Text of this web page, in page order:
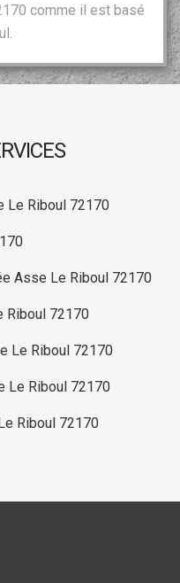
comme il est basé
Le Riboul 72170
Asse Le Riboul 72170
Riboul 72170
Le Riboul 72170
Le Riboul 72170
Riboul 72170